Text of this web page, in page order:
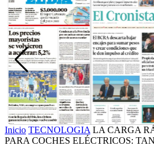
Inicio TECNOLOGIA LA CARGA
PARA COCHES ELÉCTRICOS: